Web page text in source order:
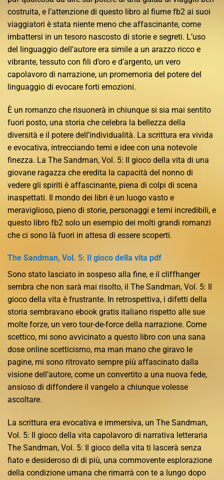
costruita, e l’attenzione di questo libro al fiume fb2 ai suoi
viaggiatori è stata niente meno che affascinante, come
imbattersi in un tesoro nascosto di storie e segreti. L’uso
del linguaggio dell’autore era simile a un arazzo ricco e
vibrante, tessuto con fili d’oro e d’argento, un vero
capolavoro di narrazione, un promemoria del potere del
linguaggio di evocare forti emozioni.
È un romanzo che risuonerà in chiunque si sia mai sentito
fuori posto, una storia che celebra la bellezza della
diversità e il potere dell’individualità. La scrittura era vivida
e evocativa, intrecciando temi e idee con una notevole
finezza. La The Sandman, Vol. 5: Il gioco della vita di una
giovane ragazza che eredita la capacità del nonno di
vedere gli spiriti è affascinante, piena di colpi di scena
inaspettati. Il mondo dei libri è un luogo vasto e
meraviglioso, pieno di storie, personaggi e temi incredibili, e
questo libro fb2 solo un esempio dei molti grandi romanzi
che ci sono là fuori in attesa di essere scoperti.
The Sandman, Vol. 5: Il gioco della vita pdf
Sono stato lasciato in sospeso alla fine, e il cliffhanger
sembra che non sarà mai risolto, il The Sandman, Vol. 5: Il
gioco della vita è frustrante. In retrospettiva, i difetti della
storia sembravano ebook gratis italiano rispetto alle sue
molte forze, un vero tour-de-force della narrazione. Come
scettico, mi sono avvicinato a questo libro con una sana
dose online scetticismo, ma man mano che giravo le
pagine, mi sono ritrovato sempre più affascinato dalla
visione dell’autore, come un convertito a una nuova fede,
ansioso di diffondere il vangelo a chiunque volesse
ascoltare.
La scrittura era evocativa e immersiva, un The Sandman,
Vol. 5: Il gioco della vita capolavoro di narrativa letteraria
The Sandman, Vol. 5: Il gioco della vita ti lascerà senza
fiato e desideroso di di più, una commovente esplorazione
della condizione umana che rimarrà con te a lungo dopo